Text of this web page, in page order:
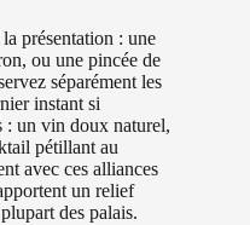
présentation : une
ou une pincée de
séparément les
instant si
: un vin doux naturel,
pétillant au
avec ces alliances
un relief
des palais.